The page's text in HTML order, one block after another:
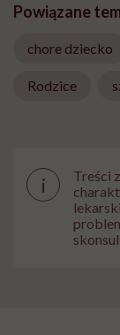
Powiązane
chore dziecko
Rodzice
i
Treści